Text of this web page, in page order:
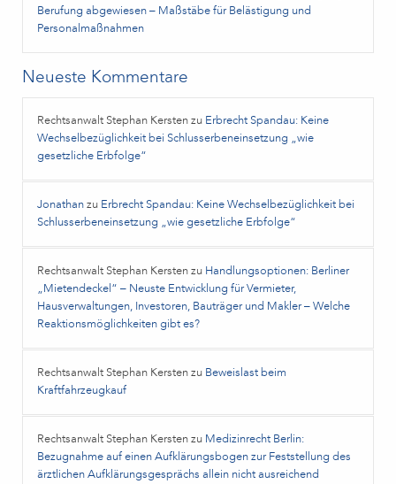
Berufung abgewiesen – Maßstäbe für Belästigung und
Personalmaßnahmen
Neueste Kommentare
Rechtsanwalt Stephan Kersten zu Erbrecht Spandau: Keine
Wechselbezüglichkeit bei Schlusserbeneinsetzung „wie
gesetzliche Erbfolge“
Jonathan zu Erbrecht Spandau: Keine Wechselbezüglichkeit bei
Schlusserbeneinsetzung „wie gesetzliche Erbfolge“
Rechtsanwalt Stephan Kersten zu Handlungsoptionen: Berliner
„Mietendeckel“ – Neuste Entwicklung für Vermieter,
Hausverwaltungen, Investoren, Bauträger und Makler – Welche
Reaktionsmöglichkeiten gibt es?
Rechtsanwalt Stephan Kersten zu Beweislast beim
Kraftfahrzeugkauf
Rechtsanwalt Stephan Kersten zu Medizinrecht Berlin:
Bezugnahme auf einen Aufklärungsbogen zur Feststellung des
ärztlichen Aufklärungsgesprächs allein nicht ausreichend